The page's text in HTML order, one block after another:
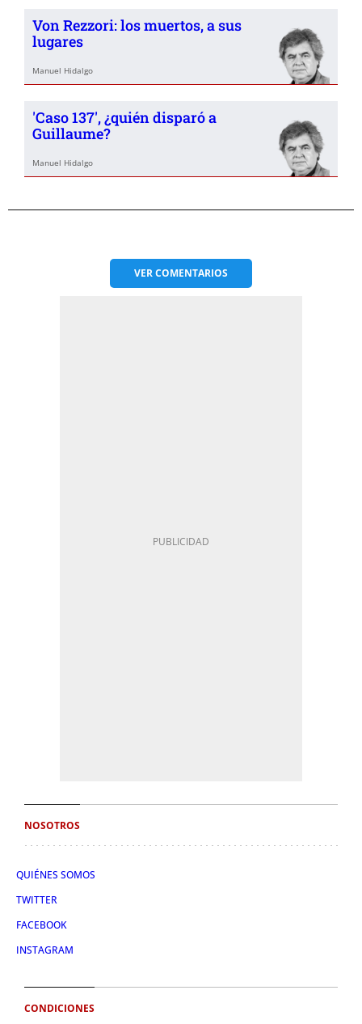
Von Rezzori: los muertos, a sus
lugares
Manuel Hidalgo
'Caso 137', ¿quién disparó a
Guillaume?
Manuel Hidalgo
VERCOMENTARIOS
NOSOTROS
QUIÉNES SOMOS
TWITTER
FACEBOOK
INSTAGRAM
CONDICIONES